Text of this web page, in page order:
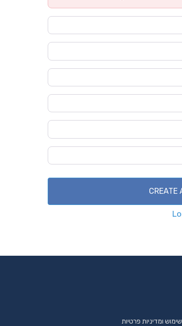
First Name
Last Name
Username
Email
Password
Confirm Password
CREATE
ומדיניות פרטיות